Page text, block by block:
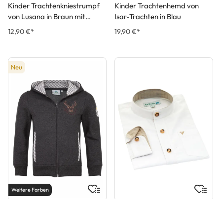
Kinder Trachtenkniestrumpf
von Lusana in Braun mit
Dunkelbraunen Applikationen
12,90 €*
Kinder Trachtenhemd von
Isar-Trachten in Blau
19,90 €*
Neu
Weitere Farben